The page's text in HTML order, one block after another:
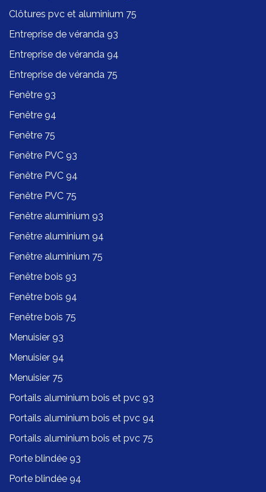
Clôtures pvc et aluminium 75
Entreprise de véranda 93
Entreprise de véranda 94
Entreprise de véranda 75
Fenêtre 93
Fenêtre 94
Fenêtre 75
Fenêtre PVC 93
Fenêtre PVC 94
Fenêtre PVC 75
Fenêtre aluminium 93
Fenêtre aluminium 94
Fenêtre aluminium 75
Fenêtre bois 93
Fenêtre bois 94
Fenêtre bois 75
Menuisier 93
Menuisier 94
Menuisier 75
Portails aluminium bois et pvc 93
Portails aluminium bois et pvc 94
Portails aluminium bois et pvc 75
Porte blindée 93
Porte blindée 94